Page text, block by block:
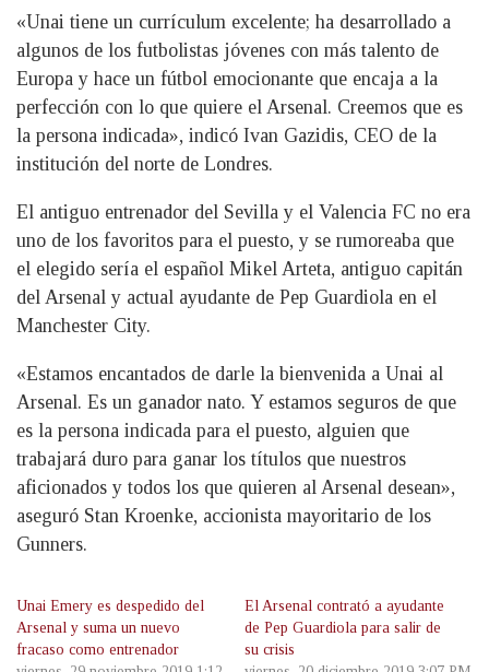
«Unai tiene un currículum excelente; ha desarrollado a
algunos de los futbolistas jóvenes con más talento de
Europa y hace un fútbol emocionante que encaja a la
perfección con lo que quiere el Arsenal. Creemos que es
la persona indicada», indicó Ivan Gazidis, CEO de la
institución del norte de Londres.
El antiguo entrenador del Sevilla y el Valencia FC no era
uno de los favoritos para el puesto, y se rumoreaba que
el elegido sería el español Mikel Arteta, antiguo capitán
del Arsenal y actual ayudante de Pep Guardiola en el
Manchester City.
«Estamos encantados de darle la bienvenida a Unai al
Arsenal. Es un ganador nato. Y estamos seguros de que
es la persona indicada para el puesto, alguien que
trabajará duro para ganar los títulos que nuestros
aficionados y todos los que quieren al Arsenal desean»,
aseguró Stan Kroenke, accionista mayoritario de los
Gunners.
Unai Emery es despedido del
Arsenal y suma un nuevo
fracaso como entrenador
El Arsenal contrató a ayudante
de Pep Guardiola para salir de
su crisis